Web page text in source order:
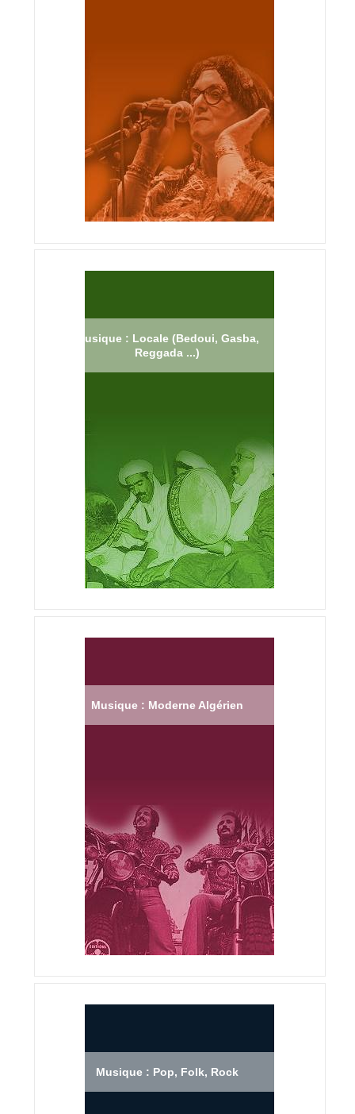
Musique : Locale (Bedoui, Gasba,
Reggada ...)
Musique : Moderne Algérien
Musique : Pop, Folk, Rock